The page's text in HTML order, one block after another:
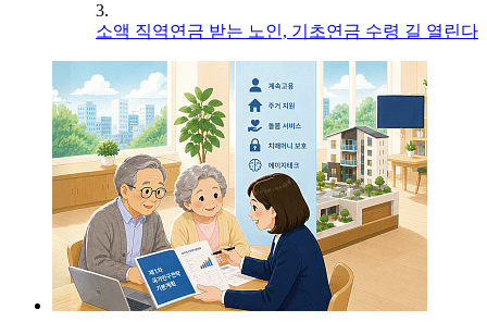
3.
소액 직역연금 받는 노인, 기초연금 수령 길 열린다